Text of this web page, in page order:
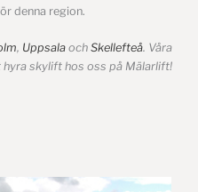
denna region.
, Uppsala och Skellefteå. Våra
skylift hos oss på Mälarlift!